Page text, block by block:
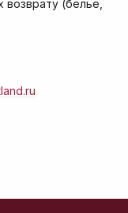
(белье,